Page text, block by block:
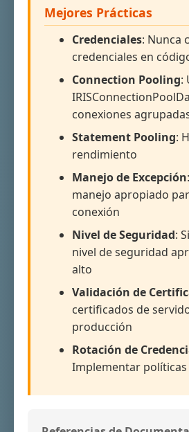
Mejores Prácticas
Credenciales: Nunca
credenciales en
Connection Pooling:
conexiones
Statement Pooling:
rendimiento
Manejo de Excepción
manejo apropiado
conexión
Nivel de Seguridad:
nivel de seguridad
alto
Validación de
certificados de
producción
Rotación de
Implementar